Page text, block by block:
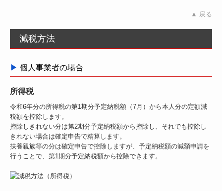
▲ 戻る
減税方法
▶ 個人事業者の場合
所得税
令和6年分の所得税の第1期分予定納税額（7月）から本人分の定額減
税額を控除します。
控除しきれない分は第2期分予定納税額から控除し、それでも控除し
きれない場合は確定申告で精算します。
扶養親族等の分は確定申告で控除しますが、予定納税額の減額申請を
行うことで、第1期分予定納税額から控除できます。